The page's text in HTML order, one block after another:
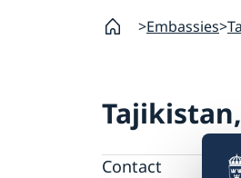
Embassies
Contact